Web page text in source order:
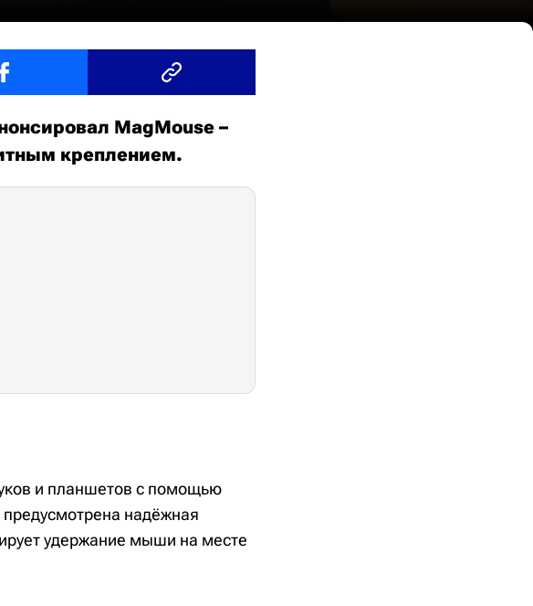
MagMouse –
креплением.
и планшетов с помощью
надёжная
удержание мыши на месте